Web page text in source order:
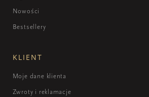
Nowości
Bestsellery
KLIENT
Moje dane klienta
Zwroty i reklamacje